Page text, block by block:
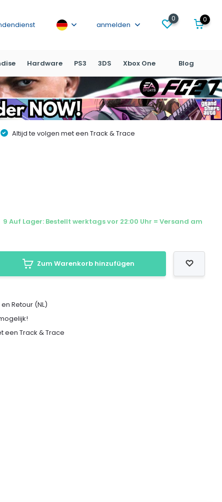
anmelden
0 0
Hardware PS3 3DS Xbox One Blog
Altijd te volgen met een Track & Trace
9 Auf Lager: Bestellt werktags vor 22:00 Uhr = Versand am
Zum Warenkorb hinzufügen
Retour (NL)
een Track & Trace